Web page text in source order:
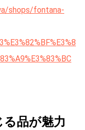
shops/fontana-
品が魅力